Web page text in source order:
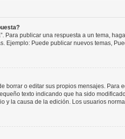
Para publicar una respuesta a un tema,
Ejemplo: Puede publicar nuevos temas,
borrar o editar sus propios mensajes. Para
texto indicando que ha sido
y la causa de la edición. Los usuarios